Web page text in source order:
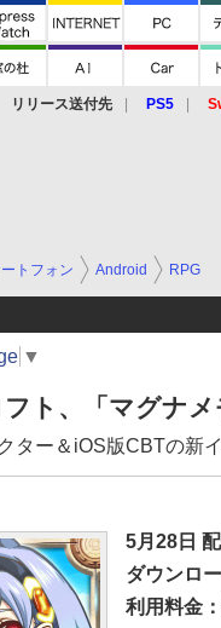
リリース送付先 PS5
トフォン Android RPG
▼
ト、「マグナ
ター＆iOS版CBTの新
5月28日
ダウンロ
利用料金